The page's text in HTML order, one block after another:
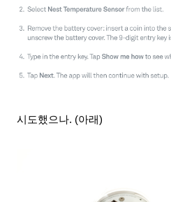
시도했으나. (아래)